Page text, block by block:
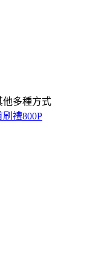
他多種方式
禮800P